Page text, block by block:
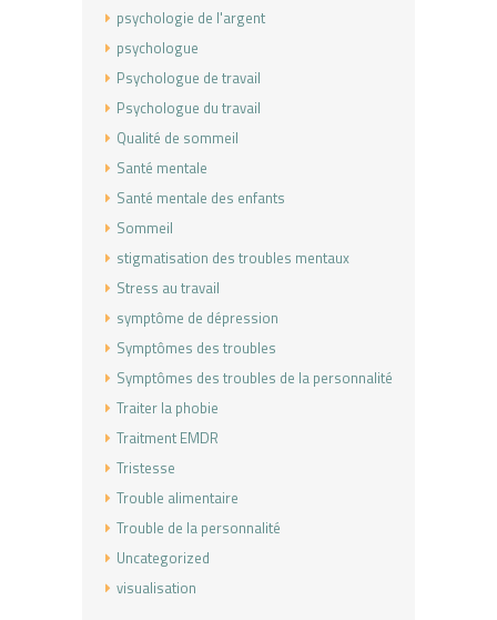
psychologie de l'argent
psychologue
Psychologue de travail
Psychologue du travail
Qualité de sommeil
Santé mentale
Santé mentale des enfants
Sommeil
stigmatisation des troubles mentaux
Stress au travail
symptôme de dépression
Symptômes des troubles
Symptômes des troubles de la personnalité
Traiter la phobie
Traitment EMDR
Tristesse
Trouble alimentaire
Trouble de la personnalité
Uncategorized
visualisation